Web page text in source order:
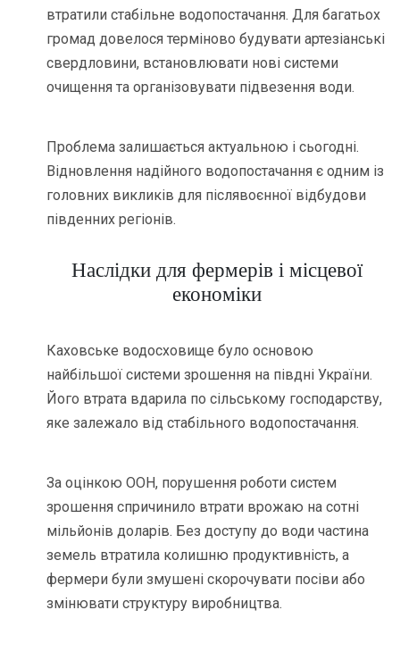
втратили стабільне водопостачання. Для багатьох
громад довелося терміново будувати артезіанські
свердловини, встановлювати нові системи
очищення та організовувати підвезення води.
Проблема залишається актуальною і сьогодні.
Відновлення надійного водопостачання є одним із
головних викликів для післявоєнної відбудови
південних регіонів.
Наслідки для фермерів і місцевої
економіки
Каховське водосховище було основою
найбільшої системи зрошення на півдні України.
Його втрата вдарила по сільському господарству,
яке залежало від стабільного водопостачання.
За оцінкою ООН, порушення роботи систем
зрошення спричинило втрати врожаю на сотні
мільйонів доларів. Без доступу до води частина
земель втратила колишню продуктивність, а
фермери були змушені скорочувати посіви або
змінювати структуру виробництва.